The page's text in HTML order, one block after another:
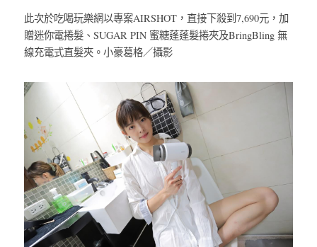
此次於吃喝玩樂網以專案AIRSHOT，直接下殺到7,690元，加
贈迷你電捲髮、SUGAR PIN 蜜糖蓬蓬髮捲夾及BringBling 無
線充電式直髮夾。小豪葛格／攝影